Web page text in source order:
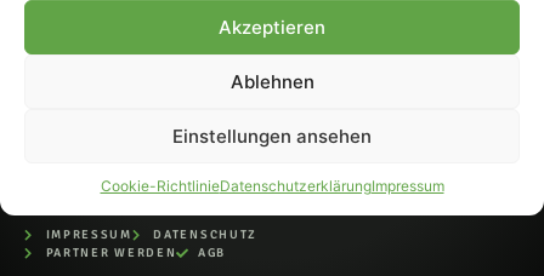
Akzeptieren
Ablehnen
Einstellungen ansehen
Cookie-RichtlinieDatenschutzerklärungImpressum
IMPRESSUM
DATENSCHUTZ
PARTNER WERDEN
AGB